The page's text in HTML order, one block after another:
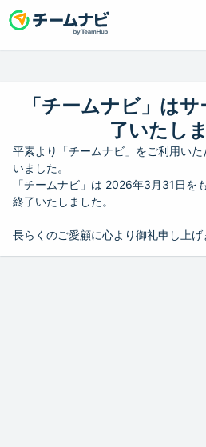
「チームナビ」は
了いたし
平素より「チームナビ」をご利用い
いました。
「チームナビ」は 2026年3月31日を
終了いたしました。
長らくのご愛顧に心より御礼申し上げ